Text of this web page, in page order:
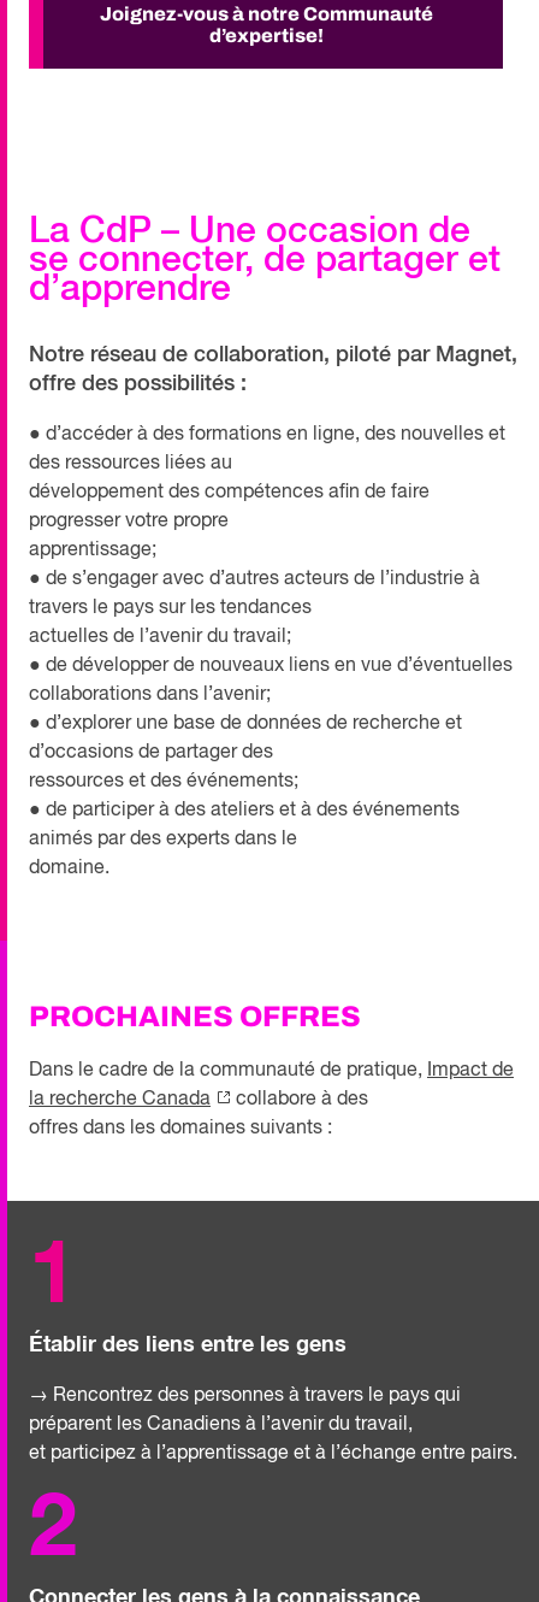
Joignez-vous à notre Communauté
d’expertise!
La CdP – Une occasion de
se connecter, de partager et
d’apprendre
Notre réseau de collaboration, piloté par Magnet,
offre des possibilités :
● d’accéder à des formations en ligne, des nouvelles et
des ressources liées au
développement des compétences afin de faire
progresser votre propre
apprentissage;
● de s’engager avec d’autres acteurs de l’industrie à
travers le pays sur les tendances
actuelles de l’avenir du travail;
● de développer de nouveaux liens en vue d’éventuelles
collaborations dans l’avenir;
● d’explorer une base de données de recherche et
d’occasions de partager des
ressources et des événements;
● de participer à des ateliers et à des événements
animés par des experts dans le
domaine.
PROCHAINES OFFRES
Dans le cadre de la communauté de pratique,
Impact de
la recherche Canada
collabore à des
offres dans les domaines suivants :
1
Établir des liens entre les gens
→ Rencontrez des personnes à travers le pays qui
préparent les Canadiens à l’avenir du travail,
et participez à l’apprentissage et à l’échange entre pairs.
2